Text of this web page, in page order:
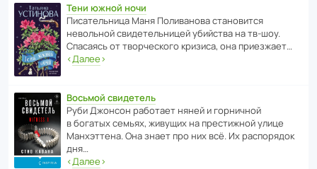
Тени южной ночи
Писа­тель­ница Маня Поли­ва­нова стано­вится
невольной свиде­тель­ницей убийства на тв-шоу.
Спасаясь от твор­че­с­кого кризиса, она приезжает…
‹Далее›
Восьмой свидетель
Руби Джонсон рабо­тает няней и горни­чной
в богатых семьях, живущих на прес­ти­жной улице
Манх­эт­тена. Она знает про них всё. Их распо­рядок
дня…
‹Далее›